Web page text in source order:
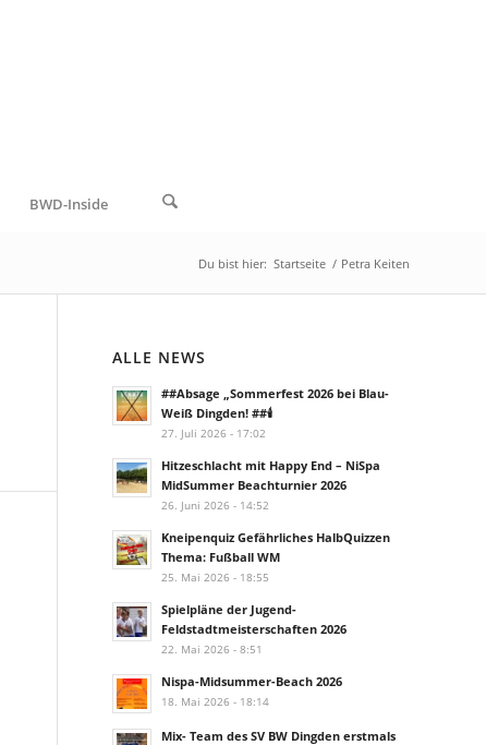
BWD-Inside
Du bist hier: Startseite / Petra Keiten
ALLE NEWS
##Absage „Sommerfest 2026 bei Blau-
Weiß Dingden! ##🕯️
27. Juli 2026 - 17:02
Hitzeschlacht mit Happy End – NiSpa
MidSummer Beachturnier 2026
26. Juni 2026 - 14:52
Kneipenquiz Gefährliches HalbQuizzen
Thema: Fußball WM
25. Mai 2026 - 18:55
Spielpläne der Jugend-
Feldstadtmeisterschaften 2026
22. Mai 2026 - 8:51
Nispa-Midsummer-Beach 2026
18. Mai 2026 - 18:14
Mix- Team des SV BW Dingden erstmals